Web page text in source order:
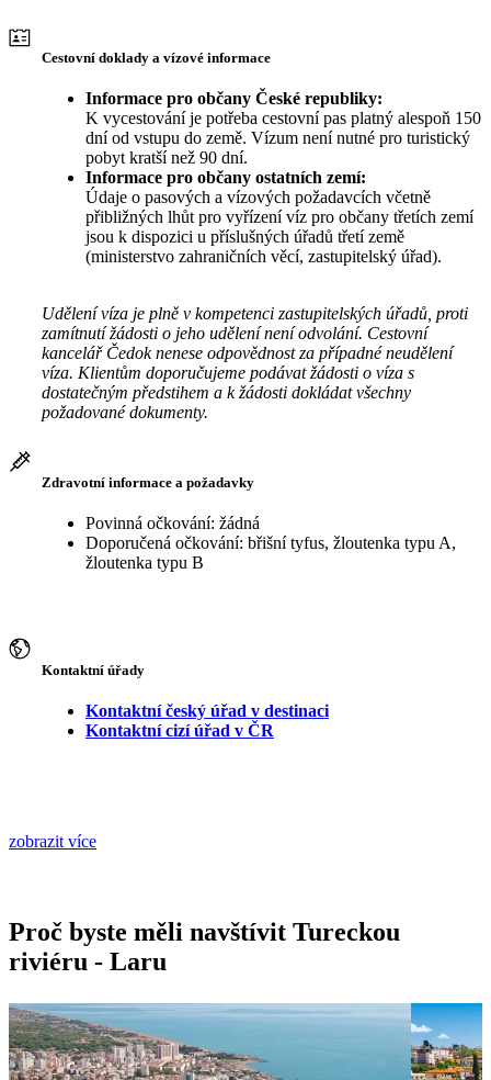
Cestovní doklady a vízové informace
Informace pro občany České republiky:
K vycestování je potřeba cestovní pas platný alespoň 150
dní od vstupu do země. Vízum není nutné pro turistický
pobyt kratší než 90 dní.
Informace pro občany ostatních zemí:
Údaje o pasových a vízových požadavcích včetně
přibližných lhůt pro vyřízení víz pro občany třetích zemí
jsou k dispozici u příslušných úřadů třetí země
(ministerstvo zahraničních věcí, zastupitelský úřad).
Udělení víza je plně v kompetenci zastupitelských úřadů, proti
zamítnutí žádosti o jeho udělení není odvolání. Cestovní
kancelář Čedok nenese odpovědnost za případné neudělení
víza. Klientům doporučujeme podávat žádosti o víza s
dostatečným předstihem a k žádosti dokládat všechny
požadované dokumenty.
Zdravotní informace a požadavky
Povinná očkování: žádná
Doporučená očkování: břišní tyfus, žloutenka typu A,
žloutenka typu B
Kontaktní úřady
Kontaktní český úřad v destinaci
Kontaktní cizí úřad v ČR
zobrazit více
Proč byste měli navštívit Tureckou
riviéru - Laru